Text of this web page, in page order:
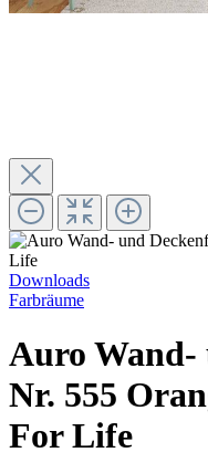
Downloads
Farbräume
Auro Wand-
Nr. 555
For Life